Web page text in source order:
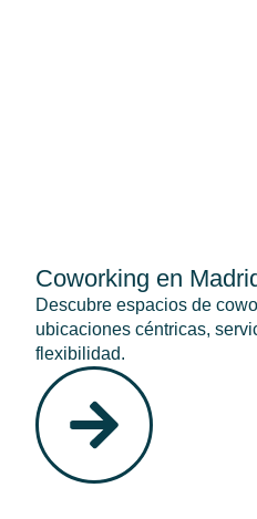
Coworking en
Descubre espacios de
ubicaciones céntricas,
flexibilidad.